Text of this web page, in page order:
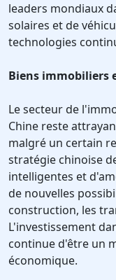
leaders mondiaux
solaires et de
technologies
Biens immobiliers
Le secteur de
Chine reste
malgré un certain
stratégie chinoise
intelligentes et
de nouvelles
construction, les
L'investissement
continue d'être un
économique.